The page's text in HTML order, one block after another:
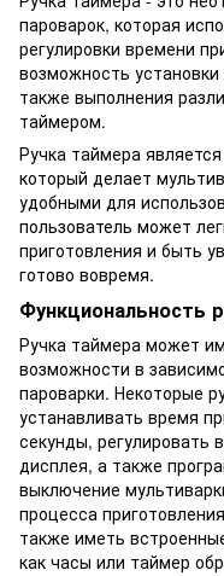
пароварок, которая
регулировки времени
возможность
также выполнения
таймером.
Ручка таймера
который делает
удобными для
пользователь может
приготовления и быть
готово вовремя.
Функциональность
Ручка таймера может
возможности в
пароварки. Некоторые
устанавливать время
секунды, регулировать
дисплея, а также
выключение
процесса
также иметь
как часы или таймер